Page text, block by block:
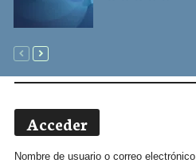
Acceder
Nombre de usuario o correo electrónico